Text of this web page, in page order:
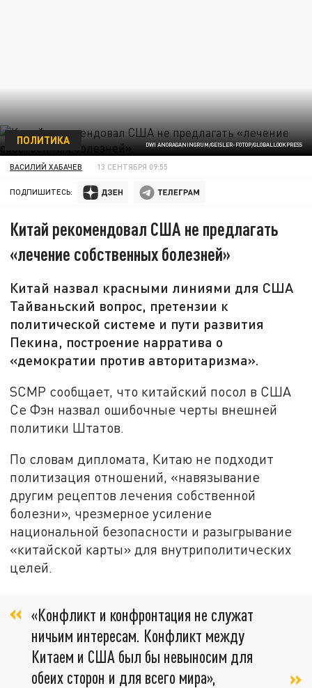
DWI ANORAGANINGRUM/GEISLER-FOTOP/GLOBALLOOKPRESS
ПОЛИТИКА
ВАСИЛИЙ ХАБАЧЕВ 13 СЕНТЯБРЯ 09:55
ПОДПИШИТЕСЬ:
Китай рекомендовал США не предлагать
«лечение собственных болезней»
Китай назвал красными линиями для США
Тайваньский вопрос, претензии к
политической системе и пути развития
Пекина, построение нарратива о
«демократии против авторитаризма».
SCMP сообщает, что китайский посол в США
Се Фэн назвал ошибочные черты внешней
политики Штатов.
По словам дипломата, Китаю не подходит
политизация отношений, «навязывание
другим рецептов лечения собственной
болезни», чрезмерное усиление
национальной безопасности и разыгрывание
«китайской карты» для внутриполитических
целей.
«Конфликт и конфронтация не служат
ничьим интересам. Конфликт между
Китаем и США был бы невыносим для
обеих сторон и для всего мира»,